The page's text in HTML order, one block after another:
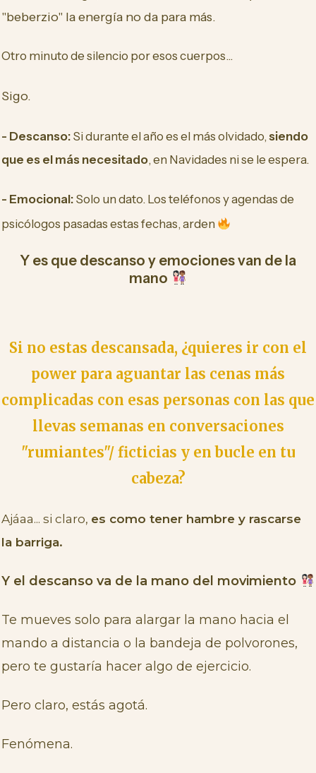
"beberzio" la energía no da para más.
Otro minuto de silencio por esos cuerpos...
Sigo.
- Descanso: Si durante el año es el más olvidado, siendo
que es el más necesitado, en Navidades ni se le espera.
- Emocional: Solo un dato. Los teléfonos y agendas de
psicólogos pasadas estas fechas, arden
Y es que descanso y emociones van de la
mano
Si no estas descansada, ¿quieres ir con el
power para aguantar las cenas más
complicadas con esas personas con las que
llevas semanas en conversaciones
"rumiantes"/ ficticias y en bucle en tu
cabeza?
Ajáaa... si claro, es como tener hambre y rascarse
la barriga.
Y el descanso va de la mano del movimiento
Te mueves solo para alargar la mano hacia el
mando a distancia o la bandeja de polvorones,
pero te gustaría hacer algo de ejercicio.
Pero claro, estás agotá.
Fenómena.